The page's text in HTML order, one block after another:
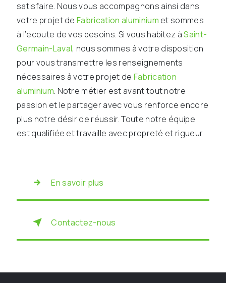
satisfaire. Nous vous accompagnons ainsi dans
votre projet deFabrication aluminium et sommes
à l’écoute de vos besoins. Si vous habitez àSaint-
Germain-Laval, nous sommes à votre disposition
pour vous transmettre les renseignements
nécessaires à votre projet de Fabrication
aluminium. Notre métier est avant tout notre
passion et le partager avec vous renforce encore
plus notre désir de réussir. Toute notre équipe
est qualifiée et travaille avec propreté et rigueur.
En savoir plus
Contactez-nous